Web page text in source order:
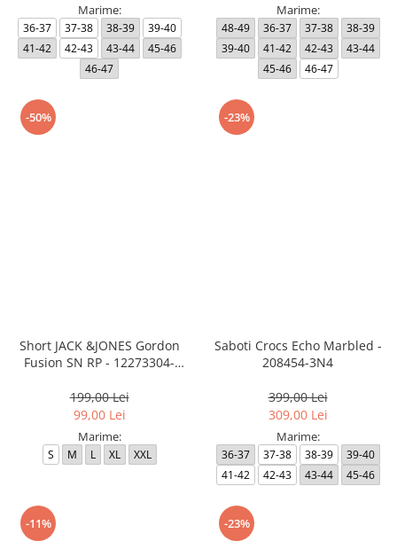
Marime:
36-37 37-38 38-39
39-40
41-42
42-43 43-44
45-46
46-47
Marime:
48-49 36-37 37-38
38-39
39-40
41-42 42-43
43-44
45-46
46-47
-50%
Short JACK &JONES Gordon
Fusion SN RP - 12273304-
199,00 Lei
99,00 Lei
Marime:
S M L XL XXL
-23%
Saboti Crocs Echo Marbled -
208454-3N4
399,00 Lei
309,00 Lei
Marime:
36-37 37-38 38-39
39-40
41-42
42-43 43-44 45-46
-11% -23%